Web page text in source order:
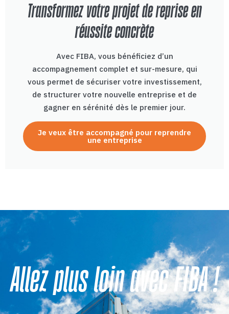
Transformez votre projet de reprise en
réussite concrète
Avec FIBA, vous bénéficiez d’un
accompagnement complet et sur-mesure, qui
vous permet de sécuriser votre investissement,
de structurer votre nouvelle entreprise et de
gagner en sérénité dès le premier jour.
Je veux être accompagné pour reprendre
une entreprise
Allez plus loin avec FIBA !